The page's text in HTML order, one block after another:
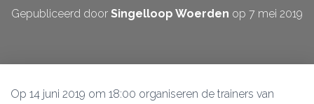
Gepubliceerd door Singelloop Woerden op 7 mei 2019
Op 14 juni 2019 om 18:00 organiseren de trainers van